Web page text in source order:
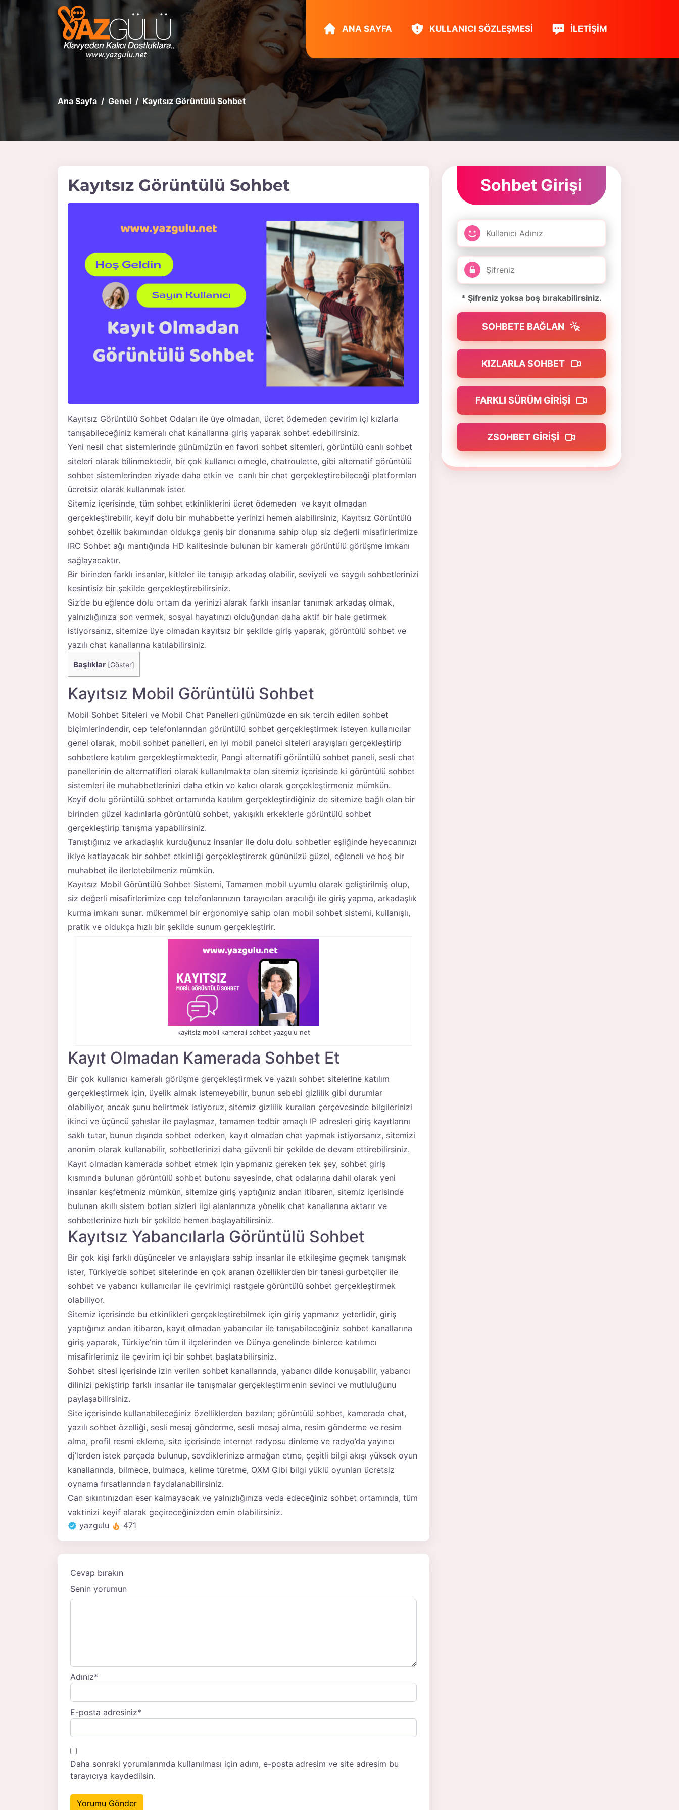
ANA SAYFA KULLANICI SÖZLEŞMESI İLETIŞIM
Ana Sayfa Genel Kayıtsız Görüntülü Sohbet
Sohbet Girişi
* Şifreniz yoksa boş bırakabilirsiniz.
SOHBETE BAĞLAN
KIZLARLA SOHBET
FARKLI SÜRÜM GIRIŞI
ZSOHBET GIRIŞI
Kayıtsız Görüntülü Sohbet
Kayıtsız Görüntülü Sohbet Odaları ile üye olmadan, ücret ödemeden çevirim içi kızlarla
tanışabileceğiniz kameralı chat kanallarına giriş yaparak sohbet edebilirsiniz.
Yeni nesil chat sistemlerinde günümüzün en favori sohbet sitemleri, görüntülü canlı sohbet
siteleri olarak bilinmektedir, bir çok kullanıcı omegle, chatroulette, gibi alternatif görüntülü
sohbet sistemlerinden ziyade daha etkin ve canlı bir chat gerçekleştirebileceği platformları
ücretsiz olarak kullanmak ister.
Sitemiz içerisinde, tüm sohbet etkinliklerini ücret ödemeden ve kayıt olmadan
gerçekleştirebilir, keyif dolu bir muhabbette yerinizi hemen alabilirsiniz, Kayıtsız Görüntülü
sohbet özellik bakımından oldukça geniş bir donanıma sahip olup siz değerli misafirlerimize
IRC Sohbet ağı mantığında HD kalitesinde bulunan bir kameralı görüntülü görüşme imkanı
sağlayacaktır.
Bir birinden farklı insanlar, kitleler ile tanışıp arkadaş olabilir, seviyeli ve saygılı sohbetlerinizi
kesintisiz bir şekilde gerçekleştirebilirsiniz.
Siz’de bu eğlence dolu ortam da yerinizi alarak farklı insanlar tanımak arkadaş olmak,
yalnızlığınıza son vermek, sosyal hayatınızı olduğundan daha aktif bir hale getirmek
istiyorsanız, sitemize üye olmadan kayıtsız bir şekilde giriş yaparak, görüntülü sohbet ve
yazılı chat kanallarına katılabilirsiniz.
Başlıklar [Göster]
Kayıtsız Mobil Görüntülü Sohbet
Mobil Sohbet Siteleri ve Mobil Chat Panelleri günümüzde en sık tercih edilen sohbet
biçimlerindendir, cep telefonlarından görüntülü sohbet gerçekleştirmek isteyen kullanıcılar
genel olarak, mobil sohbet panelleri, en iyi mobil panelci siteleri arayışları gerçekleştirip
sohbetlere katılım gerçekleştirmektedir, Pangi alternatifi görüntülü sohbet paneli, sesli chat
panellerinin de alternatifleri olarak kullanılmakta olan sitemiz içerisinde ki görüntülü sohbet
sistemleri ile muhabbetlerinizi daha etkin ve kalıcı olarak gerçekleştirmeniz mümkün.
Keyif dolu görüntülü sohbet ortamında katılım gerçekleştirdiğiniz de sitemize bağlı olan bir
birinden güzel kadınlarla görüntülü sohbet, yakışıklı erkeklerle görüntülü sohbet
gerçekleştirip tanışma yapabilirsiniz.
Tanıştığınız ve arkadaşlık kurduğunuz insanlar ile dolu dolu sohbetler eşliğinde heyecanınızı
ikiye katlayacak bir sohbet etkinliği gerçekleştirerek gününüzü güzel, eğleneli ve hoş bir
muhabbet ile ilerletebilmeniz mümkün.
Kayıtsız Mobil Görüntülü Sohbet Sistemi, Tamamen mobil uyumlu olarak geliştirilmiş olup,
siz değerli misafirlerimize cep telefonlarınızın tarayıcıları aracılığı ile giriş yapma, arkadaşlık
kurma imkanı sunar. mükemmel bir ergonomiye sahip olan mobil sohbet sistemi, kullanışlı,
pratik ve oldukça hızlı bir şekilde sunum gerçekleştirir.
kayitsiz mobil kamerali sohbet yazgulu net
Kayıt Olmadan Kamerada Sohbet Et
Bir çok kullanıcı kameralı görüşme gerçekleştirmek ve yazılı sohbet sitelerine katılım
gerçekleştirmek için, üyelik almak istemeyebilir, bunun sebebi gizlilik gibi durumlar
olabiliyor, ancak şunu belirtmek istiyoruz, sitemiz gizlilik kuralları çerçevesinde bilgilerinizi
ikinci ve üçüncü şahıslar ile paylaşmaz, tamamen tedbir amaçlı IP adresleri giriş kayıtlarını
saklı tutar, bunun dışında sohbet ederken, kayıt olmadan chat yapmak istiyorsanız, sitemizi
anonim olarak kullanabilir, sohbetlerinizi daha güvenli bir şekilde de devam ettirebilirsiniz.
Kayıt olmadan kamerada sohbet etmek için yapmanız gereken tek şey, sohbet giriş
kısmında bulunan görüntülü sohbet butonu sayesinde, chat odalarına dahil olarak yeni
insanlar keşfetmeniz mümkün, sitemize giriş yaptığınız andan itibaren, sitemiz içerisinde
bulunan akıllı sistem botları sizleri ilgi alanlarınıza yönelik chat kanallarına aktarır ve
sohbetlerinize hızlı bir şekilde hemen başlayabilirsiniz.
Kayıtsız Yabancılarla Görüntülü Sohbet
Bir çok kişi farklı düşünceler ve anlayışlara sahip insanlar ile etkileşime geçmek tanışmak
ister, Türkiye’de sohbet sitelerinde en çok aranan özelliklerden bir tanesi gurbetçiler ile
sohbet ve yabancı kullanıcılar ile çevirimiçi rastgele görüntülü sohbet gerçekleştirmek
olabiliyor.
Sitemiz içerisinde bu etkinlikleri gerçekleştirebilmek için giriş yapmanız yeterlidir, giriş
yaptığınız andan itibaren, kayıt olmadan yabancılar ile tanışabileceğiniz sohbet kanallarına
giriş yaparak, Türkiye’nin tüm il ilçelerinden ve Dünya genelinde binlerce katılımcı
misafirlerimiz ile çevirim içi bir sohbet başlatabilirsiniz.
Sohbet sitesi içerisinde izin verilen sohbet kanallarında, yabancı dilde konuşabilir, yabancı
dilinizi pekiştirip farklı insanlar ile tanışmalar gerçekleştirmenin sevinci ve mutluluğunu
paylaşabilirsiniz.
Site içerisinde kullanabileceğiniz özelliklerden bazıları; görüntülü sohbet, kamerada chat,
yazılı sohbet özelliği, sesli mesaj gönderme, sesli mesaj alma, resim gönderme ve resim
alma, profil resmi ekleme, site içerisinde internet radyosu dinleme ve radyo’da yayıncı
dj’lerden istek parçada bulunup, sevdiklerinize armağan etme, çeşitli bilgi akışı yüksek oyun
kanallarında, bilmece, bulmaca, kelime türetme, OXM Gibi bilgi yüklü oyunları ücretsiz
oynama fırsatlarından faydalanabilirsiniz.
Can sıkıntınızdan eser kalmayacak ve yalnızlığınıza veda edeceğiniz sohbet ortamında, tüm
vaktinizi keyif alarak geçireceğinizden emin olabilirsiniz.
yazgulu
471
Cevap bırakın
Senin yorumun
Adınız*
E-posta adresiniz*
Daha sonraki yorumlarımda kullanılması için adım, e-posta adresim ve site adresim bu
tarayıcıya kaydedilsin.